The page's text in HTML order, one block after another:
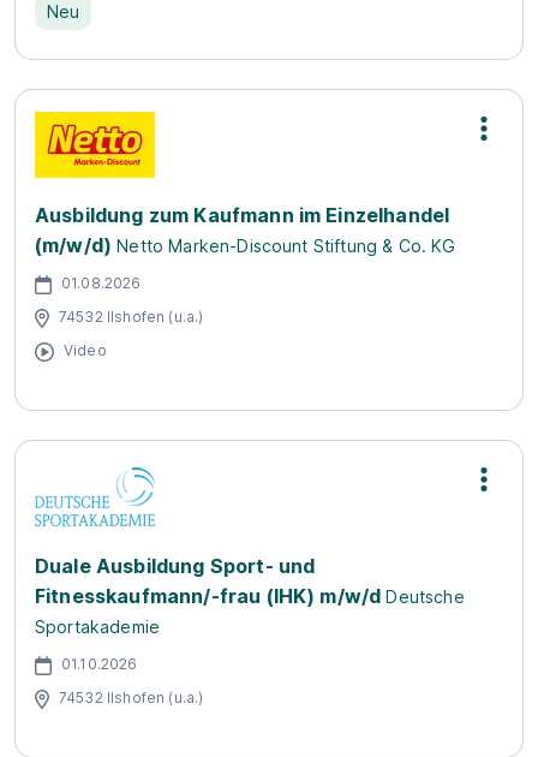
Neu
Ausbildung zum Kaufmann im Einzelhandel
(m/w/d) Netto Marken-Discount Stiftung & Co. KG
01.08.2026
74532 Ilshofen (u.a.)
Video
Duale Ausbildung Sport- und
Fitnesskaufmann/-frau (IHK) m/w/d Deutsche
Sportakademie
01.10.2026
74532 Ilshofen (u.a.)